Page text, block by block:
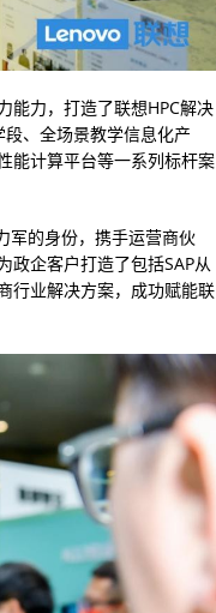
能力，打造了联想HPC解决
、全场景教学信息化产
能计算平台等一系列标杆案
军的身份，携手运营商伙
政企客户打造了包括SAP从
行业解决方案，成功赋能联